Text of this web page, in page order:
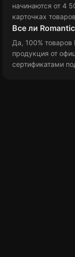
начинаются от 4
карточках
Все ли
Да, 100%
продукция от
сертификатами